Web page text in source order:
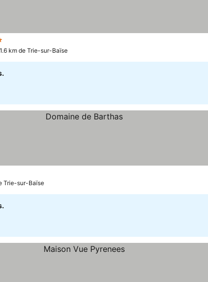
km de Trie-sur-Baïse
Trie-sur-Baïse